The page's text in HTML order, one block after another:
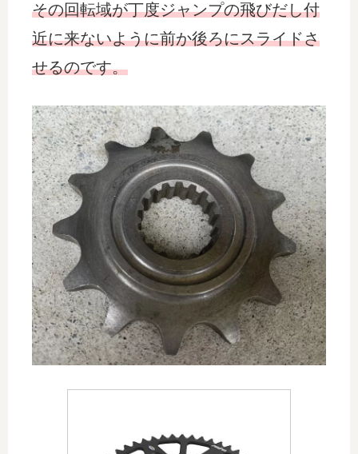
その回転域が丁度ジャンプの飛びだし付
近に来ないように前か後ろにスライドさ
せるのです。